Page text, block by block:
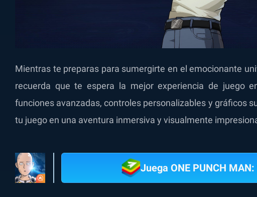
Mientras te preparas para sumergirte en el emocionante
recuerda que te espera la mejor experiencia de juego
funciones avanzadas, controles personalizables y gráficos
tu juego en una aventura inmersiva y visualmente
Juega ONE PUNCH